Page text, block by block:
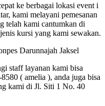
ke berbagai lokasi event i
kami melayani pemesanan
telah kami cantumkan di
kursi yang kami sewakan.
staff layanan kami bisa
( amelia ), anda juga bisa
kami di Jl. Siti 1 No. 40